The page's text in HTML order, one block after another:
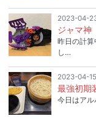
2023-04-
ジャマ神
昨日の計
し…
2023-04-15
最強初期
今日はア